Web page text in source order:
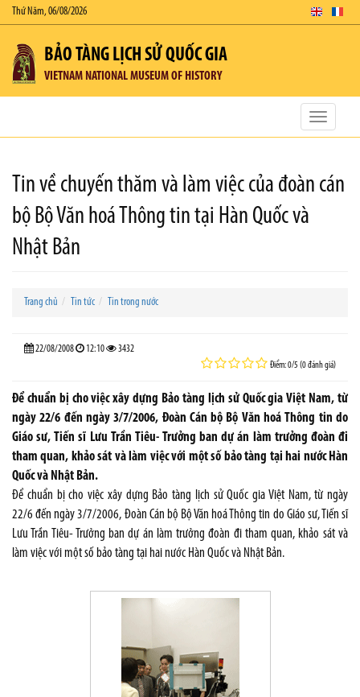
Thứ Năm, 06/08/2026
BẢO TÀNG LỊCH SỬ QUỐC GIA
VIETNAM NATIONAL MUSEUM OF HISTORY
Toggle
Tin về chuyến thăm và làm việc của đoàn cán
bộ Bộ Văn hoá Thông tin tại Hàn Quốc và
Nhật Bản
Trang chủ Tin tức Tin trong nước
22/08/2008 12:10 3432
Điểm: 0/5 (0 đánh giá)
Để chuẩn bị cho việc xây dựng Bảo tàng lịch sử Quốc gia Việt Nam, từ
ngày 22/6 đến ngày 3/7/2006, Đoàn Cán bộ Bộ Văn hoá Thông tin do
Giáo sư, Tiến sĩ Lưu Trần Tiêu- Trưởng ban dự án làm trưởng đoàn đi
tham quan, khảo sát và làm việc với một số bảo tàng tại hai nước Hàn
Quốc và Nhật Bản.
Để chuẩn bị cho việc xây dựng Bảo tàng lịch sử Quốc gia Việt Nam, từ ngày
22/6 đến ngày 3/7/2006, Đoàn Cán bộ Bộ Văn hoá Thông tin do Giáo sư, Tiến sĩ
Lưu Trần Tiêu- Trưởng ban dự án làm trưởng đoàn đi tham quan, khảo sát và
làm việc với một số bảo tàng tại hai nước Hàn Quốc và Nhật Bản.